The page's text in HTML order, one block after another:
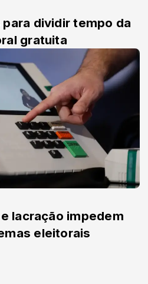
dividir tempo da
gratuita
lacração impedem
eleitorais